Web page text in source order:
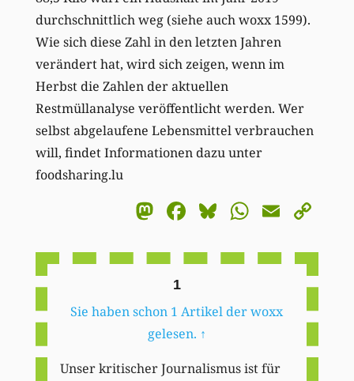
durchschnittlich weg (siehe auch woxx 1599).
Wie sich diese Zahl in den letzten Jahren
verändert hat, wird sich zeigen, wenn im
Herbst die Zahlen der aktuellen
Restmüllanalyse veröffentlicht werden. Wer
selbst abgelaufene Lebensmittel verbrauchen
will, findet Informationen dazu unter
foodsharing.lu
Mastodon
Facebook
BlueskyEmail
1
Sie haben schon 1 Artikel der woxx
gelesen. ↑
Unser kritischer Journalismus ist für